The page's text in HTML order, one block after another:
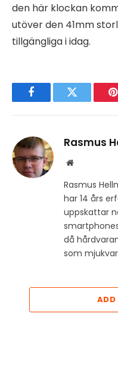
den här klockan
utöver den 41mm
tillgängliga i idag.
FacebookTwitter
Rasmus
Website
Rasmus
har 14 års
uppskattar
då
som
ADD